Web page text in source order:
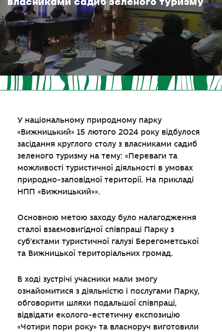
власниками садиб зеленого туризму
У національному природному парку
«Вижницький» 15 лютого 2024 року відбулося
засідання круглого столу з власниками садиб
зеленого туризму на тему: «Переваги та
можливості туристичної діяльності в умовах
природно-заповідної території. На прикладі
НПП «Вижницький»».
Основною метою заходу було налагодження
сталої взаємовигідної співпраці Парку з
суб’єктами туристичної галузі Берегометської
та Вижницької територіальних громад.
В ході зустрічі учасники мали змогу
ознайомитися з діяльністю і послугами Парку,
обговорити шляхи подальшої співпраці,
відвідати еколого-естетичну експозицію
«Чотири пори року» та власноруч виготовили